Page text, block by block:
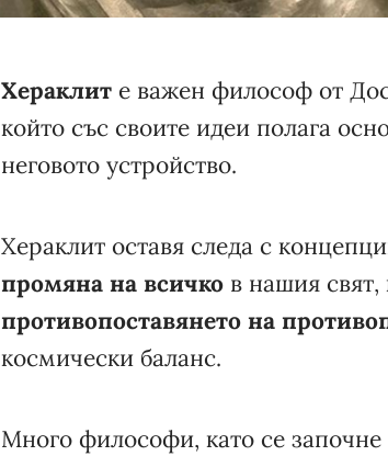
Хераклит е важен философ от
който със своите идеи полага
неговото устройство.
Хераклит оставя следа с
промяна на всичко в нашия свят,
противопоставянето на
космически баланс.
Много философи, като се започне